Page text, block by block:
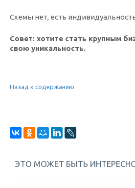
Схемы нет, есть
Совет: хотите стать крупным
свою уникальность.
Назад к содержанию
ЭТО МОЖЕТ БЫТЬ